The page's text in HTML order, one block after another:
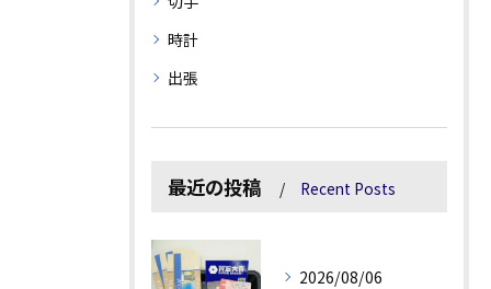
時計
出張
最近の投稿 Recent Posts
2026/08/06